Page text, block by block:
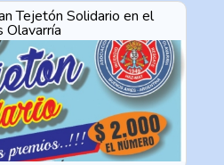
Tejetón Solidario en el
Olavarría